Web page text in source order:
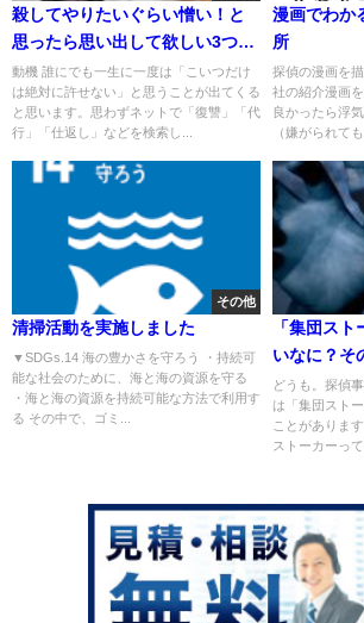
殺してやりたいぐらい憎い！と
思ったら思い出して欲しい3つの
事～復讐代行について
動機 誰にでも一生に一度は「こいつだけ
は絶対に許せない」と思うことが出てくる
と思います。思わずネットで「復讐」「代
行」「仕返し」などを検索し...
漫画でわか
所
探偵の漫画を
社の紹介漫画
良かったら浮
（嫌がられて
その他
清掃活動を実施しました
▼SDGs.14 海の豊かさを守ろう ・持続可
能な社会のために、海と海の資源を守る
・海と海の資源を持続可能な方法で利用す
る その中で、ゴミ...
「集団ス
いなに？そ
どうも。探偵
は「集団スト
ことがありま
ストーカーっ